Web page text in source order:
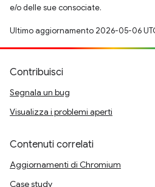
e/o delle sue consociate.
Ultimo aggiornamento 2026-05-06
Contribuisci
Segnala un bug
Visualizza i problemi aperti
Contenuti correlati
Aggiornamenti di Chromium
Case study